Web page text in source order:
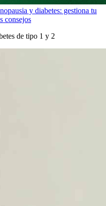
y diabetes: gestiona tu
consejos
de tipo 1 y 2